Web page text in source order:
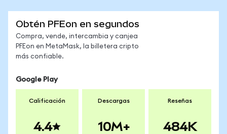
Obtén PFEon en segundos
Compra, vende, intercambia y canjea
PFEon en MetaMask, la billetera cripto
más confiable.
Google Play
Calificación
4.4
Descargas
10M+
Reseñas
484K